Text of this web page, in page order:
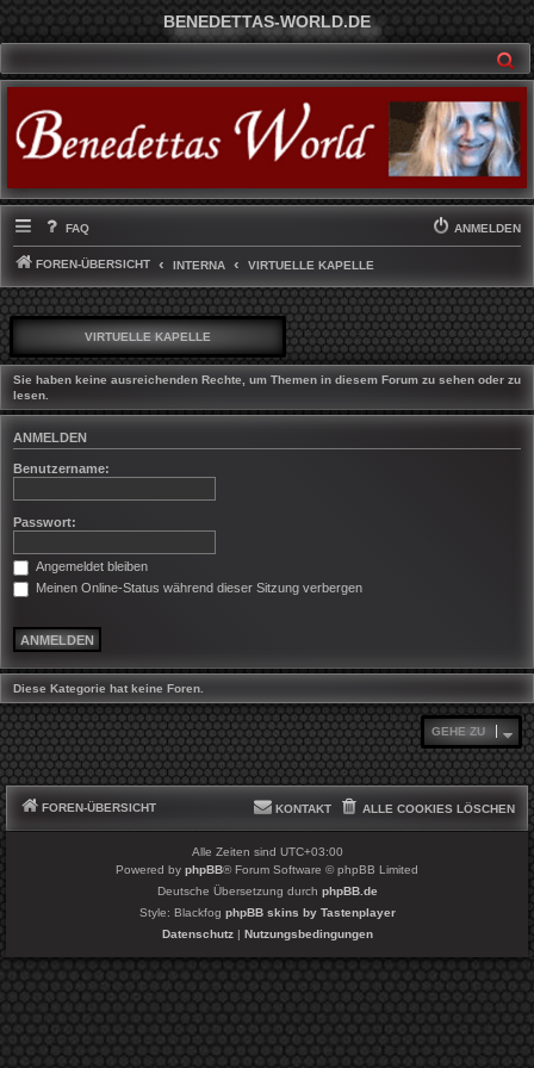
BENEDETTAS-WORLD.DE
FAQ ANMELDEN
FOREN-ÜBERSICHT INTERNA VIRTUELLE KAPELLE
VIRTUELLE KAPELLE
Sie haben keine ausreichenden Rechte, um Themen in diesem Forum zu sehen oder zu
lesen.
ANMELDEN
Benutzername:
Passwort:
Angemeldet bleiben
Meinen Online-Status während dieser Sitzung verbergen
Diese Kategorie hat keine Foren.
GEHE ZU
FOREN-ÜBERSICHT ALLE COOKIES LÖSCHEN
KONTAKT
Alle Zeiten sind UTC+03:00
Powered by phpBB® Forum Software © phpBB Limited
Deutsche Übersetzung durch phpBB.de
Style: Blackfog phpBB skins by Tastenplayer
Datenschutz| Nutzungsbedingungen